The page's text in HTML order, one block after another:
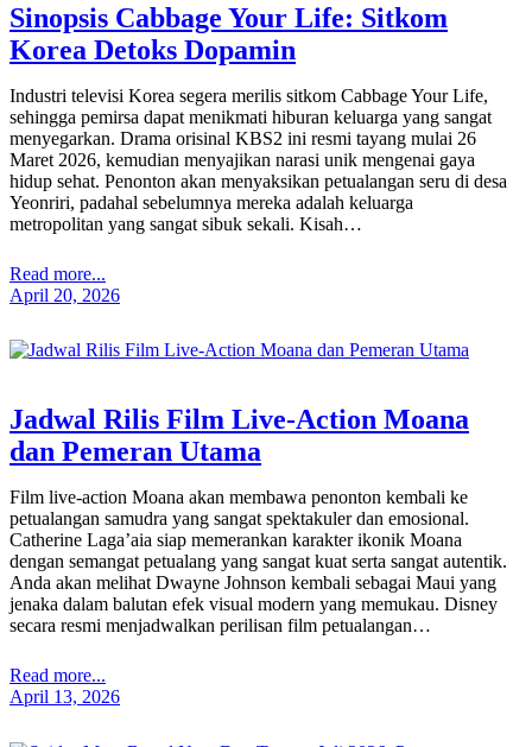
Sinopsis Cabbage Your Life: Sitkom
Korea Detoks Dopamin
Industri televisi Korea segera merilis sitkom Cabbage Your Life,
sehingga pemirsa dapat menikmati hiburan keluarga yang sangat
menyegarkan. Drama orisinal KBS2 ini resmi tayang mulai 26
Maret 2026, kemudian menyajikan narasi unik mengenai gaya
hidup sehat. Penonton akan menyaksikan petualangan seru di desa
Yeonriri, padahal sebelumnya mereka adalah keluarga
metropolitan yang sangat sibuk sekali. Kisah…
Read more...
April 20, 2026
Jadwal Rilis Film Live-Action Moana
dan Pemeran Utama
Film live-action Moana akan membawa penonton kembali ke
petualangan samudra yang sangat spektakuler dan emosional.
Catherine Laga’aia siap memerankan karakter ikonik Moana
dengan semangat petualang yang sangat kuat serta sangat autentik.
Anda akan melihat Dwayne Johnson kembali sebagai Maui yang
jenaka dalam balutan efek visual modern yang memukau. Disney
secara resmi menjadwalkan perilisan film petualangan…
Read more...
April 13, 2026